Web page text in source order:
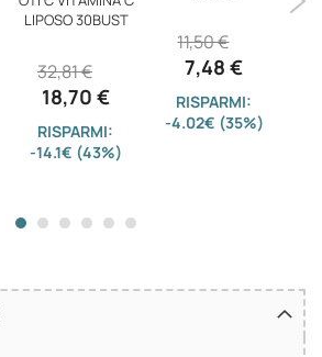
LIPOSO 30BUST
18,70 €
32,81 €
RISPARMI:
-14.1€ (43%)
7,48 €
11,50 €
RISPARMI:
-4.02€ (35%)